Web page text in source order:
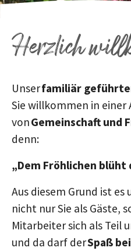
Herzlich
Unserfamiliär
Sie willkommen in einer
vonGemeinschaft und
denn:
„Dem Fröhlichen blüht
Aus diesem Grund ist es
nicht nur Sie als Gäste,
Mitarbeiter sich als Teil
und da darf derSpaß